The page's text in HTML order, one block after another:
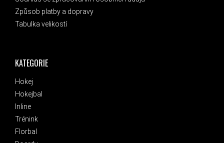
KATEGORIE
Hokej
Hokejbal
Inline
Trénink
Florbal
Způsob platby a dopravy
Tabulka velikostí